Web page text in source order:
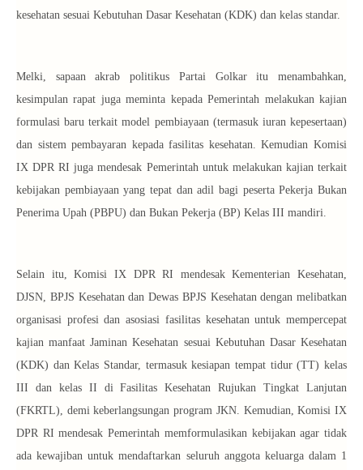
kesehatan sesuai Kebutuhan Dasar Kesehatan (KDK) dan kelas standar.
Melki, sapaan akrab politikus Partai Golkar itu menambahkan,
kesimpulan rapat juga meminta kepada Pemerintah melakukan kajian
formulasi baru terkait model pembiayaan (termasuk iuran kepesertaan)
dan sistem pembayaran kepada fasilitas kesehatan. Kemudian Komisi
IX DPR RI juga mendesak Pemerintah untuk melakukan kajian terkait
kebijakan pembiayaan yang tepat dan adil bagi peserta Pekerja Bukan
Penerima Upah (PBPU) dan Bukan Pekerja (BP) Kelas III mandiri.
Selain itu, Komisi IX DPR RI mendesak Kementerian Kesehatan,
DJSN, BPJS Kesehatan dan Dewas BPJS Kesehatan dengan melibatkan
organisasi profesi dan asosiasi fasilitas kesehatan untuk mempercepat
kajian manfaat Jaminan Kesehatan sesuai Kebutuhan Dasar Kesehatan
(KDK) dan Kelas Standar, termasuk kesiapan tempat tidur (TT) kelas
III dan kelas II di Fasilitas Kesehatan Rujukan Tingkat Lanjutan
(FKRTL), demi keberlangsungan program JKN. Kemudian, Komisi IX
DPR RI mendesak Pemerintah memformulasikan kebijakan agar tidak
ada kewajiban untuk mendaftarkan seluruh anggota keluarga dalam 1